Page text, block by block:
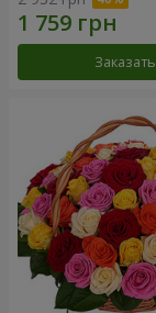
Заказать